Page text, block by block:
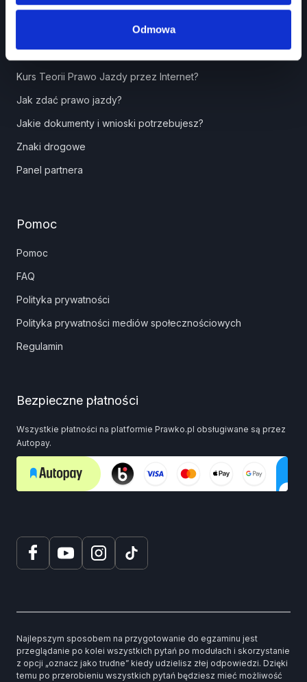
Odmowa
NA
KOLEJOWYCH
Prawko.pl
Kurs Teorii Prawo Jazdy przez Internet?
Jak zdać prawo jazdy?
Jakie dokumenty i wnioski potrzebujesz?
Znaki drogowe
Panel partnera
Pomoc
Pomoc
FAQ
Polityka prywatności
Polityka prywatności mediów społecznościowych
Regulamin
Bezpieczne płatności
Wszystkie płatności na platformie Prawko.pl obsługiwane są przez
Autopay.
Najlepszym sposobem na przygotowanie do egzaminu jest
przeglądanie po kolei wszystkich pytań po modułach i skorzystanie
z opcji „oznacz jako trudne” kiedy udzielisz złej odpowiedzi. Dzięki
temu po przerobieniu wszystkich pytań będziesz mieć możliwość